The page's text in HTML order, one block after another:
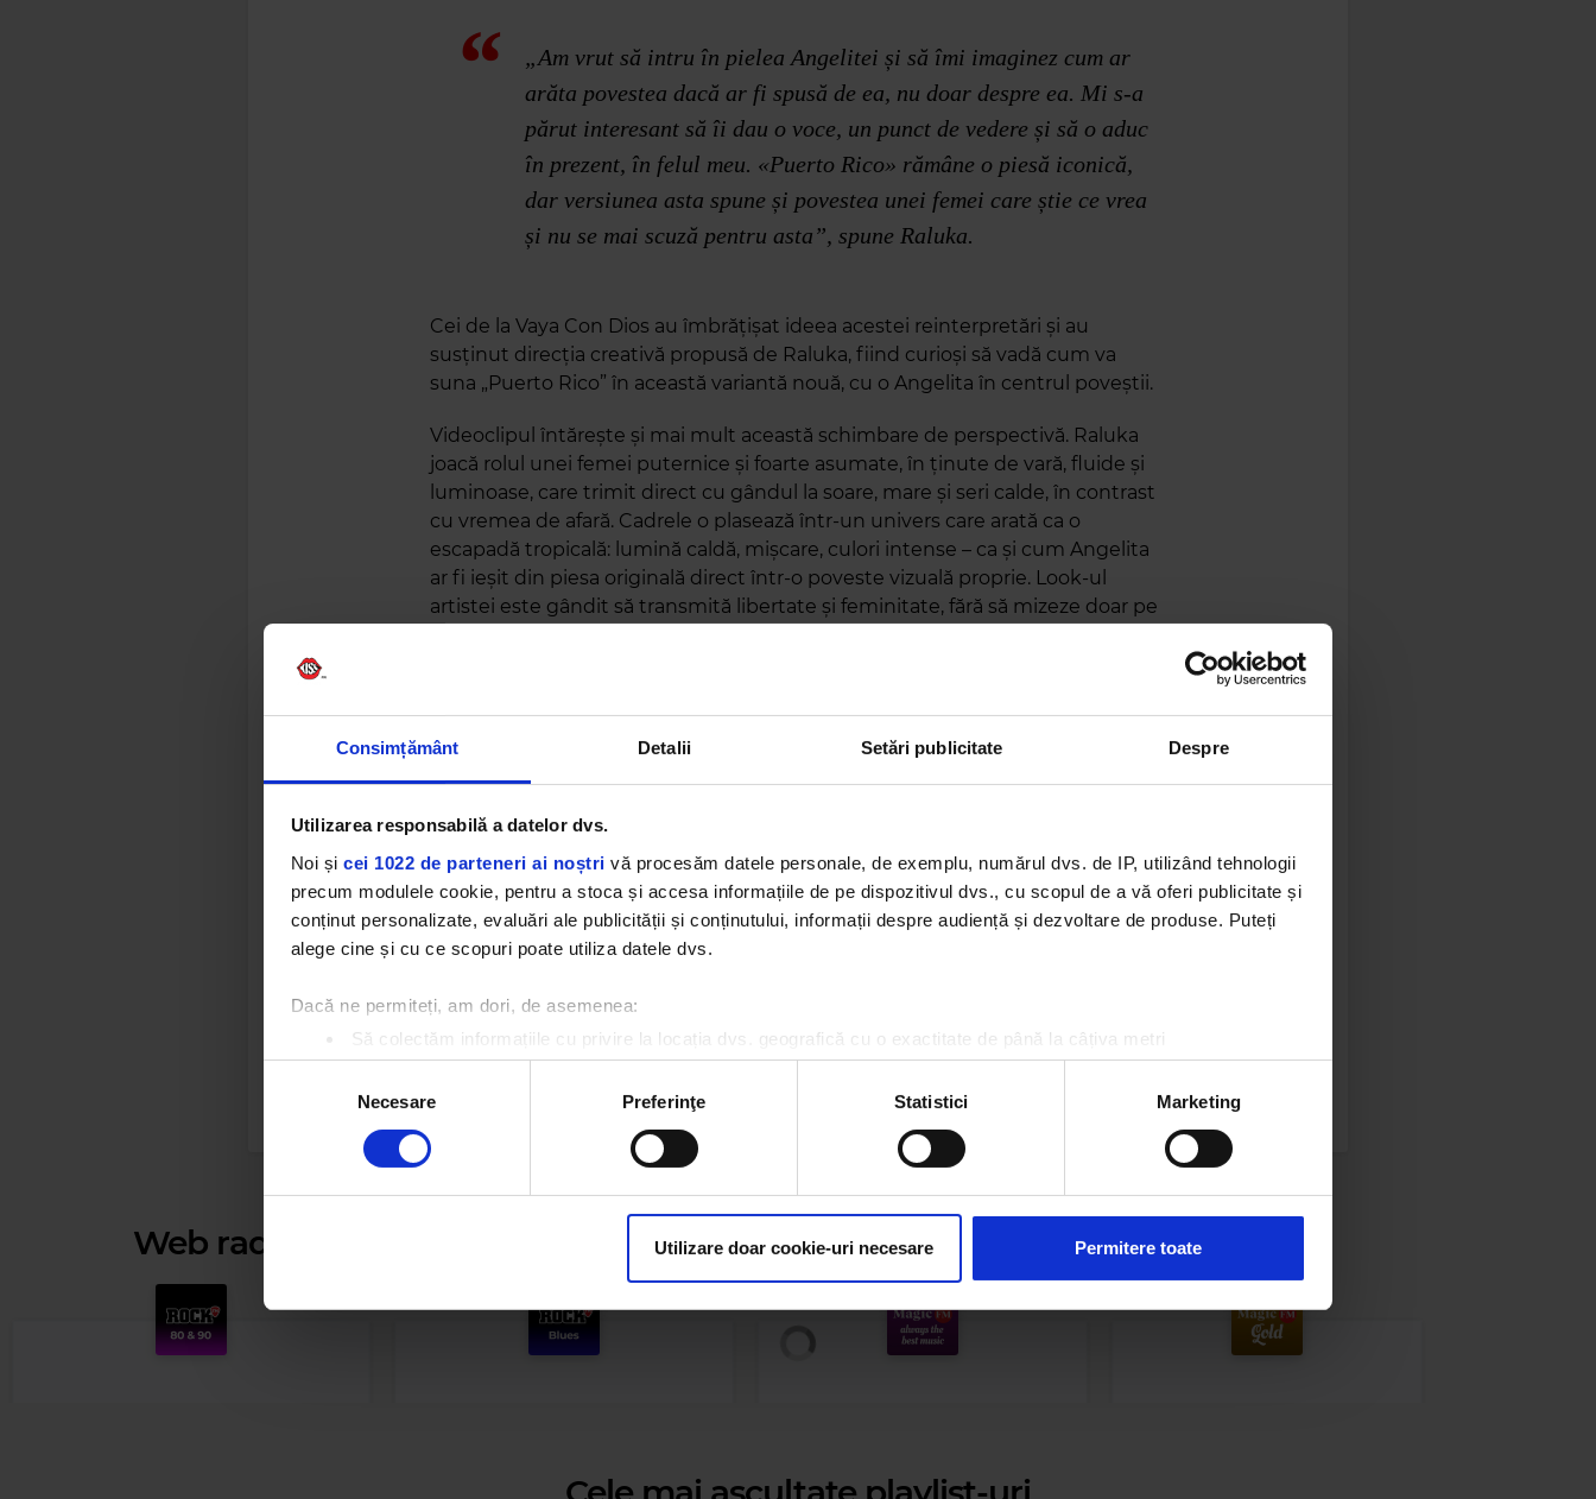
Consimțământ Detalii Setări publicitate Despre
Utilizarea responsabilă a datelor dvs.
Noi și cei 1022 de parteneri ai noștri vă procesăm datele personale, de exemplu, numărul dvs. de IP, utilizând tehnologii
precum modulele cookie, pentru a stoca și accesa informațiile de pe dispozitivul dvs., cu scopul de a vă oferi publicitate și
conținut personalizate, evaluări ale publicității și conținutului, informații despre audiență și dezvoltare de produse. Puteți
alege cine și cu ce scopuri poate utiliza datele dvs.
Dacă ne permiteți, am dori, de asemenea:
Să colectăm informațiile cu privire la locația dvs. geografică cu o exactitate de până la câțiva metri
Să vă identificăm dispozitivul scanândul-l în mod activ după caracteristici specifice (amprentare)
Găsiți mai multe informații despre procesarea datelor dvs. personale și configurați-vă preferințele la
secțiunea cu detalii
Vă puteți modifica sau retrage oricând acordul din Declarația despre modulele cookie.
traficul. De asemenea, le oferim partenerilor de rețele sociale, de publicitate și de analize informații cu privire la modul în
care folosiți site-ul nostru. Aceștia le pot combina cu alte informații oferite de dvs. sau culese în urma folosirii serviciilor
consimțământului
Necesare Preferinţe Statistici Marketing
Utilizare doar cookie-uri necesare Permitere toate
„Am vrut să intru în pielea Angelitei și să îmi imaginez cum ar
arăta povestea dacă ar fi spusă de ea, nu doar despre ea. Mi s-a
părut interesant să îi dau o voce, un punct de vedere și să o aduc
în prezent, în felul meu. «Puerto Rico» rămâne o piesă iconică,
dar versiunea asta spune și povestea unei femei care știe ce vrea
și nu se mai scuză pentru asta”, spune Raluka.
Cei de la Vaya Con Dios au îmbrățișat ideea acestei reinterpretări și au
susținut direcția creativă propusă de Raluka, fiind curioși să vadă cum va
suna „Puerto Rico” în această variantă nouă, cu o Angelita în centrul poveștii.
Videoclipul întărește și mai mult această schimbare de perspectivă. Raluka
joacă rolul unei femei puternice și foarte asumate, în ținute de vară, fluide și
luminoase, care trimit direct cu gândul la soare, mare și seri calde, în contrast
cu vremea de afară. Cadrele o plasează într-un univers care arată ca o
escapadă tropicală: lumină caldă, mișcare, culori intense – ca și cum Angelita
ar fi ieșit din piesa originală direct într-o poveste vizuală proprie. Look-ul
artistei este gândit să transmită libertate și feminitate, fără să mizeze doar pe
pentru Raluka, care își continuă astfel seria de proiecte prin care îmbină
nostalgia cu pop-ul prezentului.
Web radios